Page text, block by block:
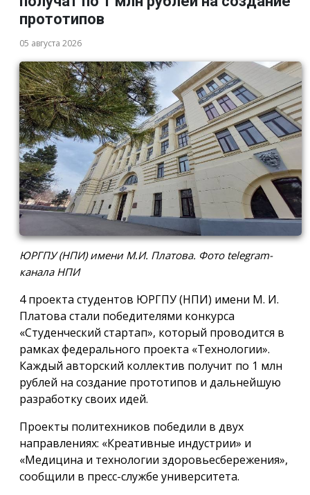
прототипов
05 августа 2026
ЮРГПУ (НПИ) имени М.И. Платова. Фото telegram-
канала НПИ
4 проекта студентов ЮРГПУ (НПИ) имени М. И.
Платова стали победителями конкурса
«Студенческий стартап», который проводится в
рамках федерального проекта «Технологии».
Каждый авторский коллектив получит по 1 млн
рублей на создание прототипов и дальнейшую
разработку своих идей.
Проекты политехников победили в двух
направлениях: «Креативные индустрии» и
«Медицина и технологии здоровьесбережения»,
сообщили в пресс-службе университета.